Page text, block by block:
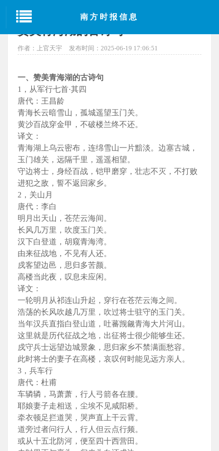
南方时报信息
当前位置：
作者：上官天宇 发布时间：2025-06-19 17:06:51
一、赞美青海湖的古诗句
1，从军行七首·其四
唐代：王昌龄
青海长云暗雪山，孤城遥望玉门关。
黄沙百战穿金甲，不破楼兰终不还。
译文：
青海湖上乌云密布，连绵雪山一片黯淡。边塞古城，
玉门雄关，远隔千里，遥遥相望。
守边将士，身经百战，铠甲磨穿，壮志不灭，不打败
进犯之敌，誓不返回家乡。
2，关山月
唐代：李白
明月出天山，苍茫云海间。
长风几万里，吹度玉门关。
汉下白登道，胡窥青海湾。
由来征战地，不见有人还。
戍客望边邑，思归多苦颜。
高楼当此夜，叹息未应闲。
译文：
一轮明月从祁连山升起，穿行在苍茫云海之间。
浩荡的长风吹越几万里，吹过将士驻守的玉门关。
当年汉兵直指白登山道，吐蕃觊觎青海大片河山。
这里就是历代征战之地，出征将士很少能够生还。
戍守兵士远望边城景象，思归家乡不禁满面愁容。
此时将士的妻子在高楼，哀叹何时能见远方亲人。
3，兵车行
唐代：杜甫
车辚辚，马萧萧，行人弓箭各在腰。
耶娘妻子走相送，尘埃不见咸阳桥。
牵衣顿足拦道哭，哭声直上干云霄。
道旁过者问行人，行人但云点行频。
或从十五北防河，便至四十西营田。